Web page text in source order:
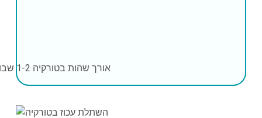
אורך שהות בטורקיה 1-2 שבועות